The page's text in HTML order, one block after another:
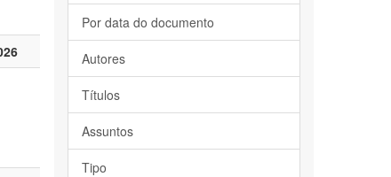
Por data do documento
Autores
Títulos
Assuntos
Tipo